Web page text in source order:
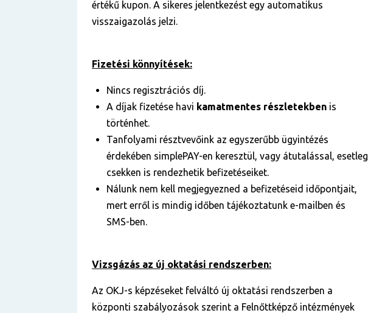
értékű kupon. A sikeres jelentkezést egy automatikus
visszaigazolás jelzi.
Fizetési könnyítések:
Nincs regisztrációs díj.
A díjak fizetése havi kamatmentes részletekben is
történhet.
Tanfolyami résztvevőink az egyszerűbb ügyintézés
érdekében simplePAY-en keresztül, vagy átutalással, esetleg
csekken is rendezhetik befizetéseiket.
Nálunk nem kell megjegyezned a befizetéseid időpontjait,
mert erről is mindig időben tájékoztatunk e-mailben és
SMS-ben.
Vizsgázás az új oktatási rendszerben:
Az OKJ-s képzéseket felváltó új oktatási rendszerben a
központi szabályozások szerint a Felnőttképző intézmények